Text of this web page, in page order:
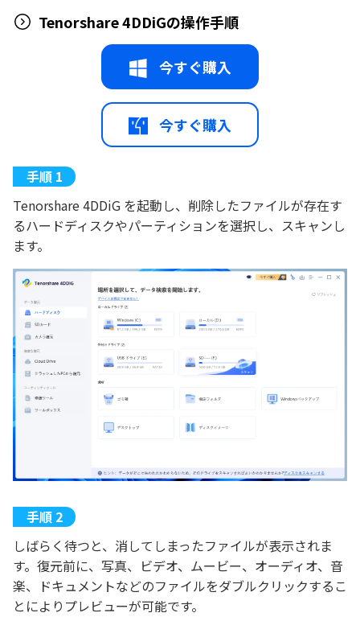
Tenorshare 4DDiGの操作手順
今すぐ購入
今すぐ購入
Tenorshare 4DDiG を起動し、削除したファイルが存在す
るハードディスクやパーティションを選択し、スキャンし
ます。
しばらく待つと、消してしまったファイルが表示されま
す。復元前に、写真、ビデオ、ムービー、オーディオ、音
楽、ドキュメントなどのファイルをダブルクリックするこ
とによりプレビューが可能です。